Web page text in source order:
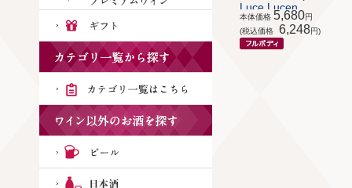
Luce Lucen...
本体価格 5,680円
(税込価格
6,248円)